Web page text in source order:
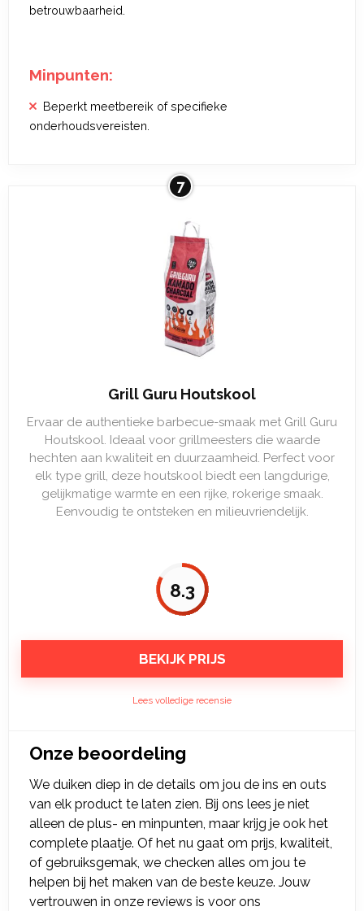
betrouwbaarheid.
Minpunten:
Beperkt meetbereik of specifieke
onderhoudsvereisten.
7
Grill Guru Houtskool
Ervaar de authentieke barbecue-smaak met Grill Guru
Houtskool. Ideaal voor grillmeesters die waarde
hechten aan kwaliteit en duurzaamheid. Perfect voor
elk type grill, deze houtskool biedt een langdurige,
gelijkmatige warmte en een rijke, rokerige smaak.
Eenvoudig te ontsteken en milieuvriendelijk.
8.3
BEKIJK PRIJS
Lees volledige recensie
Onze beoordeling
We duiken diep in de details om jou de ins en outs
van elk product te laten zien. Bij ons lees je niet
alleen de plus- en minpunten, maar krijg je ook het
complete plaatje. Of het nu gaat om prijs, kwaliteit,
of gebruiksgemak, we checken alles om jou te
helpen bij het maken van de beste keuze. Jouw
vertrouwen in onze reviews is voor ons